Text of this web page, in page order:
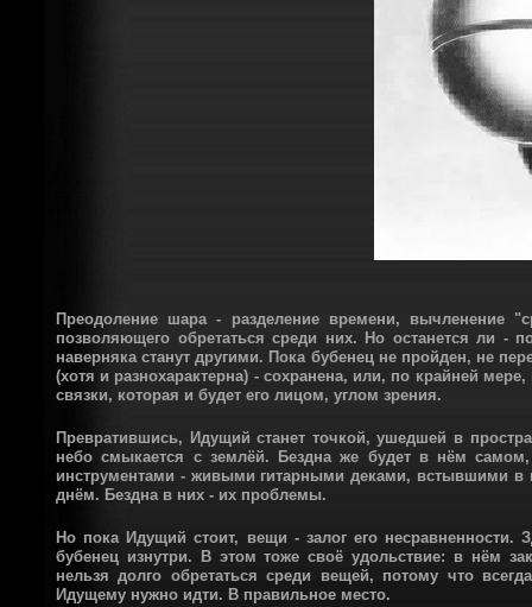
Преодоление шара - разделение времени, вычленение
позволяющего обретаться среди них. Но останется ли
наверняка станут другими. Пока бубенец не пройден, не
(хотя и разнохарактерна) - сохранена, или, по крайней
связки, которая и будет его лицом, углом зрения.
Превратившись, Идущий станет точкой, ушедшей в
небо смыкается с землёй. Бездна же будет в нём
инструментами - живыми гитарными деками, встывшими
днём. Бездна в них - их проблемы.
Но пока Идущий стоит, вещи - залог его несравненности.
бубенец изнутри. В этом тоже своё удольствие: в нём
нельзя долго обретаться среди вещей, потому что
Идущему нужно идти. В правильное место.